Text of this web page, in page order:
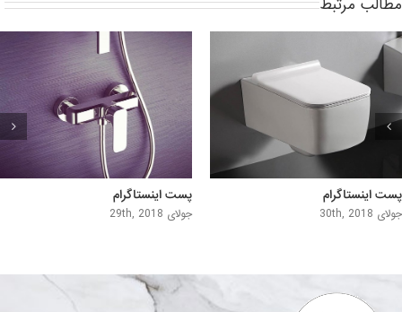
پست اینستاگرام
جولای 30th, 2018
پست اینستاگرام
جولای 29th, 2018